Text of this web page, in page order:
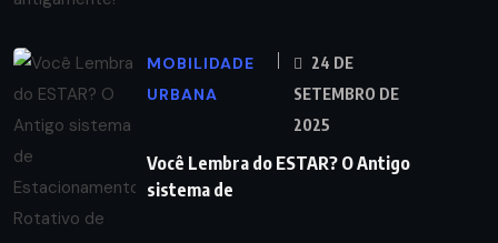
MOBILIDADE
URBANA
24 DE
SETEMBRO DE
2025
Você Lembra do ESTAR? O Antigo
sistema de